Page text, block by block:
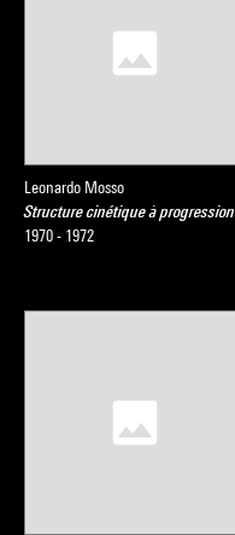
Leonardo Mosso
Structure cinétique à progression
1970 - 1972